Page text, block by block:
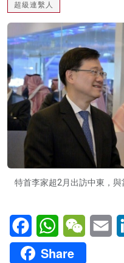
超級連繫人
特首李家超2月出訪中東，
FacebookWhatsAppWeChat
Share